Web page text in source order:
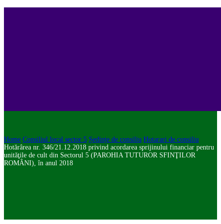
Home Consiliul local sector 5 Ședințe de consiliu Hotarari de consiliu
Hotărârea nr. 346/21.12.2018 privind acordarea sprijinului financiar pentru
unităţile de cult din Sectorul 5 (PAROHIA TUTUROR SFINŢILOR
ROMÂNI), în anul 2018